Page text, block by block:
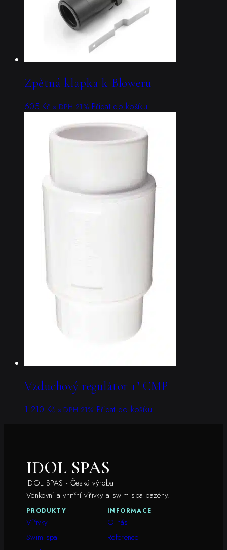
Zpětná klapka k Bloweru
605 Kč s DPH 21% Přidat do košíku
Vzduchový regulátor 1″ CMP
1 210 Kč s DPH 21% Přidat do košíku
IDOL SPAS
IDOL SPAS - Česká výroba
Venkovní a vnitřní vířivky a swim spa bazény.
PRODUKTY
Vířivky
Swim spa
INFORMACE
O nás
Reference